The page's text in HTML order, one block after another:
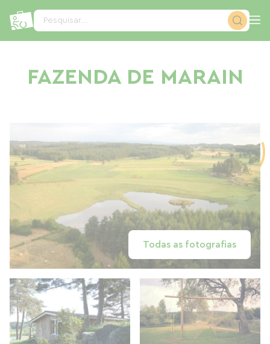
Pesquisar...
FAZENDA DE MARAIN
Todas as fotografias
Painel de Gerenciamento de Cookies